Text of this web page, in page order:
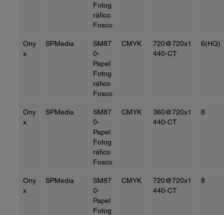
Fotog
ráfico
Fosco
Ony
x
SPMedia
SM87
0-
Papel
Fotog
ráfico
Fosco
CMYK
720@720x1
440-CT
6(HQ)
Ony
x
SPMedia
SM87
0-
Papel
Fotog
ráfico
Fosco
CMYK
360@720x1
440-CT
8
Ony
x
SPMedia
SM87
0-
Papel
Fotog
CMYK
720@720x1
440-CT
8